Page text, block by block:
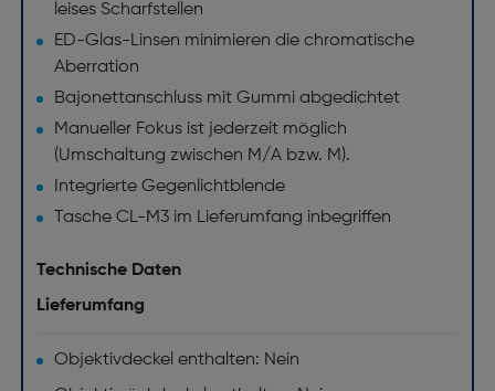
leises Scharfstellen
ED-Glas-Linsen minimieren die chromatische
Aberration
Bajonettanschluss mit Gummi abgedichtet
Manueller Fokus ist jederzeit möglich
(Umschaltung zwischen M/A bzw. M).
Integrierte Gegenlichtblende
Tasche CL-M3 im Lieferumfang inbegriffen
Technische Daten
Lieferumfang
Objektivdeckel enthalten: Nein